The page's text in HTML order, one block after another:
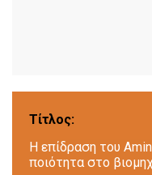
Τίτλος:
Η επίδραση του
ποιότητα στο